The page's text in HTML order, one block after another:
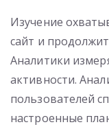
Изучение
сайт и
Аналитики
активности.
пользователей
настроенные